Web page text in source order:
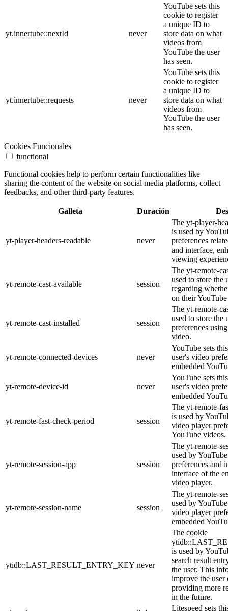
yt.innertube::nextId never
YouTube sets this
cookie to register
a unique ID to
store data on what
videos from
YouTube the user
has seen.
yt.innertube::requests never
YouTube sets this
cookie to register
a unique ID to
store data on what
videos from
YouTube the user
has seen.
Cookies Funcionales
functional
Functional cookies help to perform certain functionalities like
sharing the content of the website on social media platforms, collect
feedbacks, and other third-party features.
Galleta Duración
yt-player-headers-readable never
The yt-player-
is used by
preferences
and interface,
viewing
yt-remote-cast-available session
The yt-remote-
used to store the
regarding
on their
yt-remote-cast-installed session
The yt-remote-
used to store the
preferences
video.
yt-remote-connected-devices never
YouTube sets
user's video
embedded
yt-remote-device-id never
YouTube sets
user's video
embedded
yt-remote-fast-check-period session
The yt-remote-
is used by
video player
YouTube videos.
yt-remote-session-app session
The yt-remote-
used by
preferences and
interface of the
video player.
yt-remote-session-name session
The yt-remote-
used by
video player
embedded
ytidb::LAST_RESULT_ENTRY_KEY never
The cookie
is used by
search result
the user. This
improve the user
providing more
in the future.
Litespeed sets